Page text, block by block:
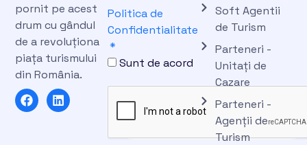
pornit pe acest
drum cu gândul
de a revoluționa
piața turismului
din România.
F
a
L
i
Politica de
Confidentialitate
Sunt de acord
Soft Agentii
de Turism
Parteneri -
Unitați de
Cazare
Parteneri -
Agenții de
Turism